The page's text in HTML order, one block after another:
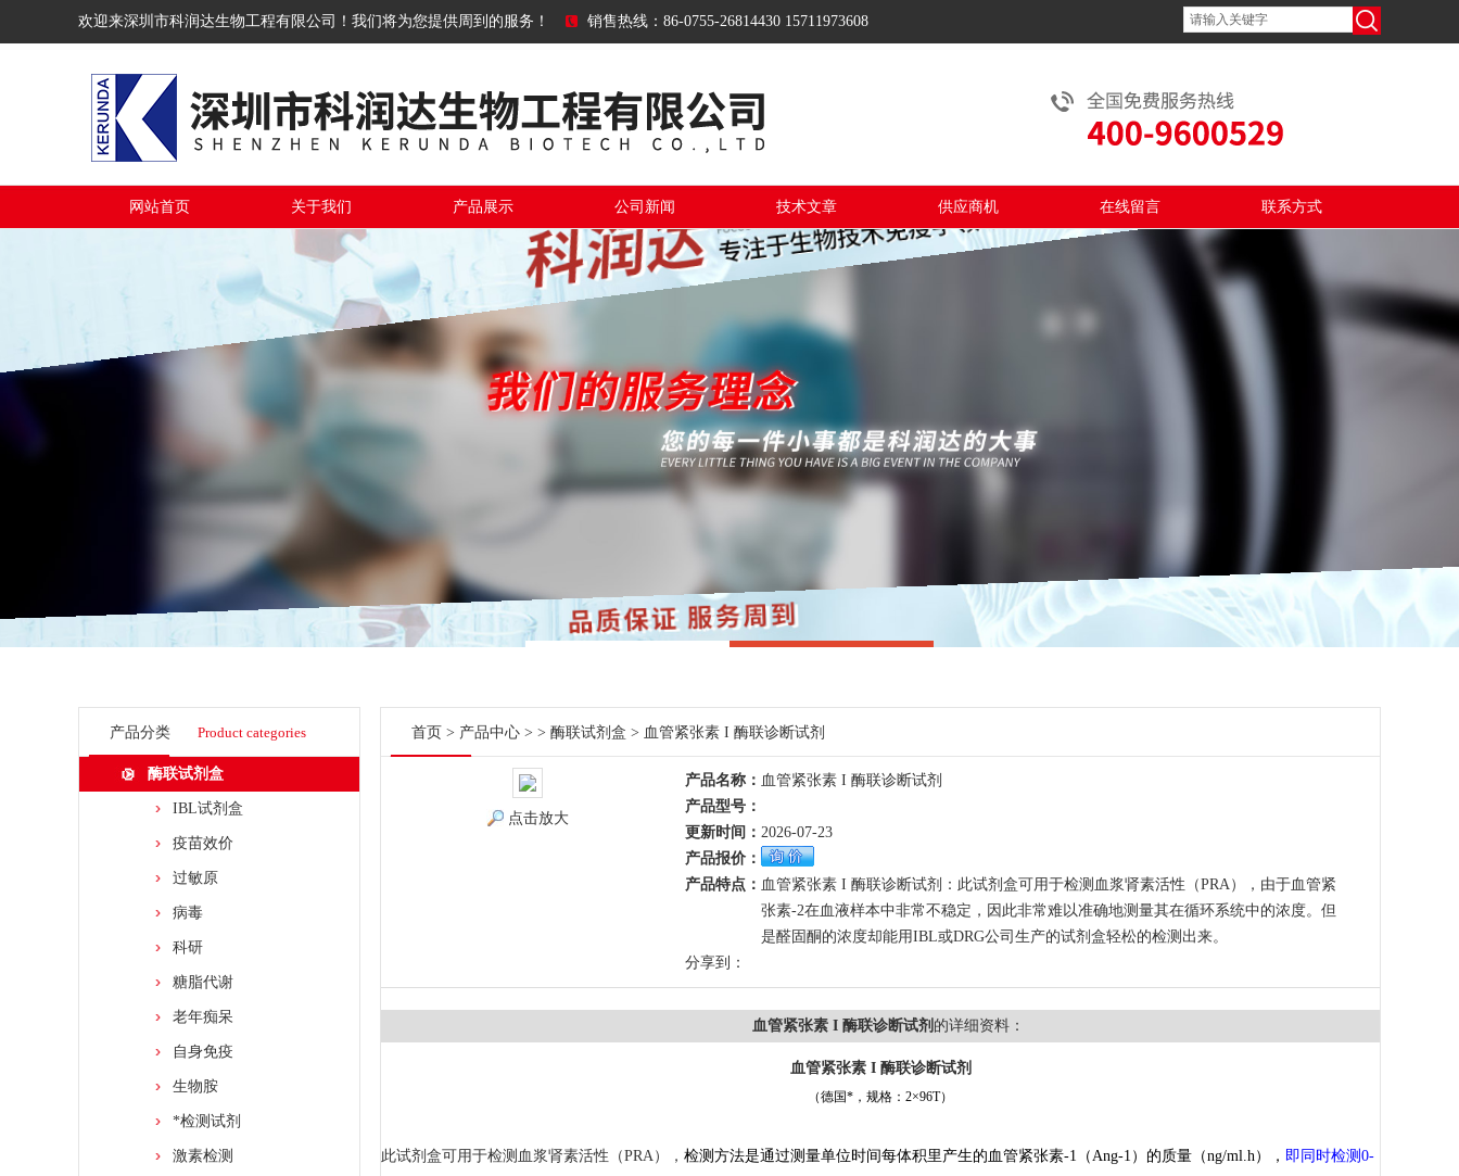
欢迎来深圳市科润达生物工程有限公司！我们将为您提供周到的服务！ 销售热线：86-0755-26814430 15711973608
网站首页 关于我们 产品展示 公司新闻 技术文章 供应商机 在线留言 联系方式
产品分类 Product categories
酶联试剂盒
IBL试剂盒
疫苗效价
过敏原
病毒
科研
糖脂代谢
老年痴呆
自身免疫
生物胺
*检测试剂
激素检测
首页 > 产品中心 > > 酶联试剂盒 > 血管紧张素 I 酶联诊断试剂
点击放大
产品名称： 血管紧张素 I 酶联诊断试剂
产品型号：
更新时间： 2026-07-23
产品报价：
产品特点： 血管紧张素 I 酶联诊断试剂：此试剂盒可用于检测血浆肾素活性（PRA），由于血管紧
张素-2在血液样本中非常不稳定，因此非常难以准确地测量其在循环系统中的浓度。但
是醛固酮的浓度却能用IBL或DRG公司生产的试剂盒轻松的检测出来。
分享到：
血管紧张素 I 酶联诊断试剂 的详细资料：
血管紧张素 I 酶联诊断试剂
（德国*，规格：2×96T）
此试剂盒可用于检测血浆肾素活性（PRA）， 检测方法是通过测量单位时间每体积里产生的血管紧张素-1（Ang-1）的质量（ng/ml.h）， 即同时检测0-